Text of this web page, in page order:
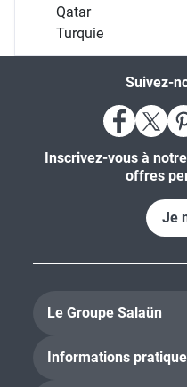
Qatar
Turquie
Suivez-
Inscrivez-vous à
offres
Je
Le Groupe Salaün
Informations